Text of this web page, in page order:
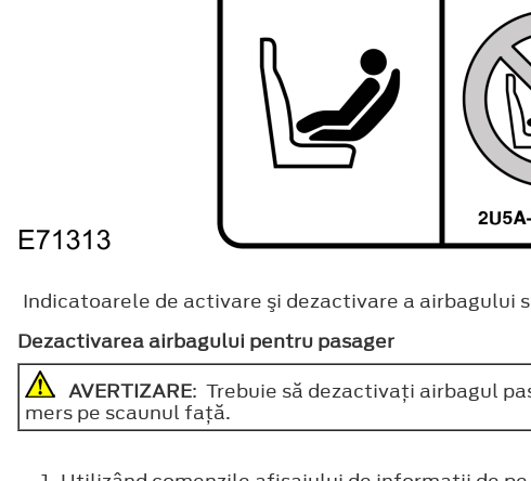
Indicatoarele de activare şi dezactivare a
Dezactivarea airbagului pentru pasager
AVERTIZARE: Trebuie să dezactivaţi airbagul
mers pe scaunul faţă.